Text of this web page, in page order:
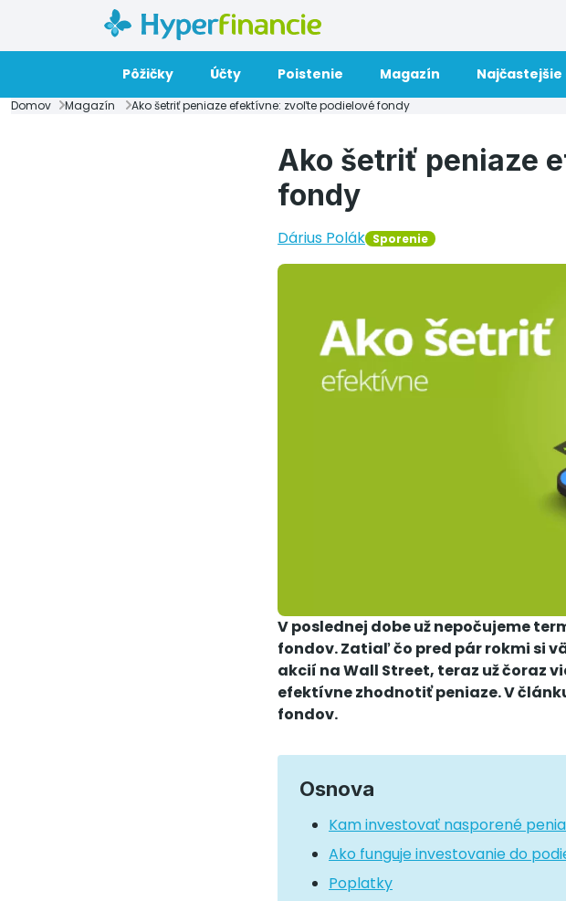
Pôžičky Účty Poistenie Magazín
Domov Magazín Ako šetriť peniaze efektívne: zvoľte podielové fondy
Ako šetriť peniaze
fondy
Dárius Polák Sporenie
V poslednej dobe už nepočujeme
fondov. Zatiaľ čo pred pár rokmi si
akcií na Wall Street, teraz už čoraz
efektívne zhodnotiť peniaze. V
fondov.
Osnova
Kam investovať nasporené
Ako funguje investovanie do
Poplatky